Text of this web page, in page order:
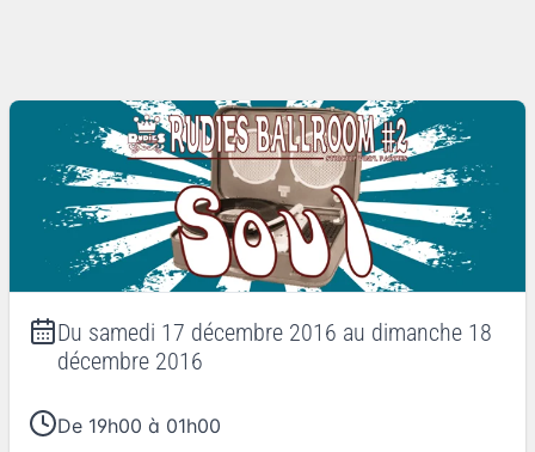
Du samedi 17 décembre 2016 au dimanche 18
décembre 2016
De 19h00 à 01h00